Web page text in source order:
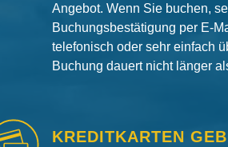
Angebot. Wenn Sie buchen,
Buchungsbestätigung per E-
telefonisch oder sehr einfach
Buchung dauert nicht länger
KREDITKARTEN